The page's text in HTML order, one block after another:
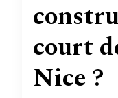
court
Nice ?